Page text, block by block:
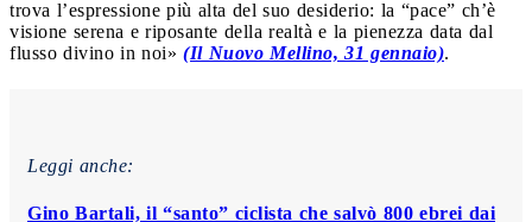
trova l’espressione più alta del suo desiderio: la “pace” ch’è
visione serena e riposante della realtà e la pienezza data dal
flusso divino in noi» (Il Nuovo Mellino, 31 gennaio).
Leggi anche:
Gino Bartali, il “santo” ciclista che salvò 800 ebrei dai